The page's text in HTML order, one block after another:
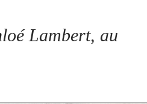
Lambert, au